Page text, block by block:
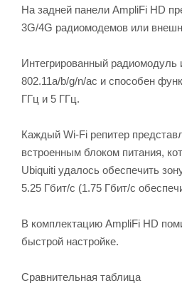
На задней панели AmpliFi HD
3G/4G радиомодемов или
Интегрированный радиомодуль
802.11a/b/g/n/ac и способен
ГГц и 5 ГГц.
Каждый Wi-Fi репитер
встроенным блоком питания,
Ubiquiti удалось обеспечить
5.25 Гбит/с (1.75 Гбит/с
В комплектацию AmpliFi HD
быстрой настройке.
Сравнительная таблица